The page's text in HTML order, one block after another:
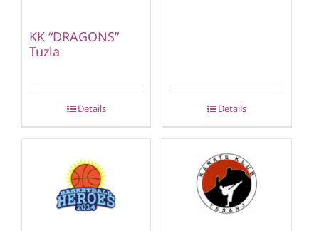
KK “DRAGONS”
Tuzla
Details Details